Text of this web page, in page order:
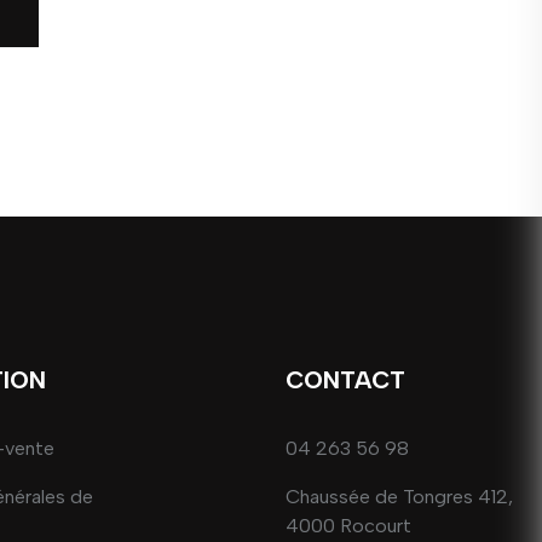
vente
de
CONTACT
04 263 56 98
Chaussée de Tongres 412,
4000 Rocourt